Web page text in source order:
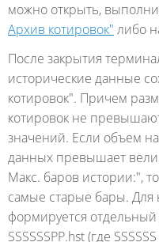
можно открыть,
Архив котировок" либо
После закрытия
исторические данные
котировок". Причем
котировок не
значений. Если объем
данных превышает
Макс. баров истории:",
самые старые бары. Для
формируется
SSSSSSPP.hst (где